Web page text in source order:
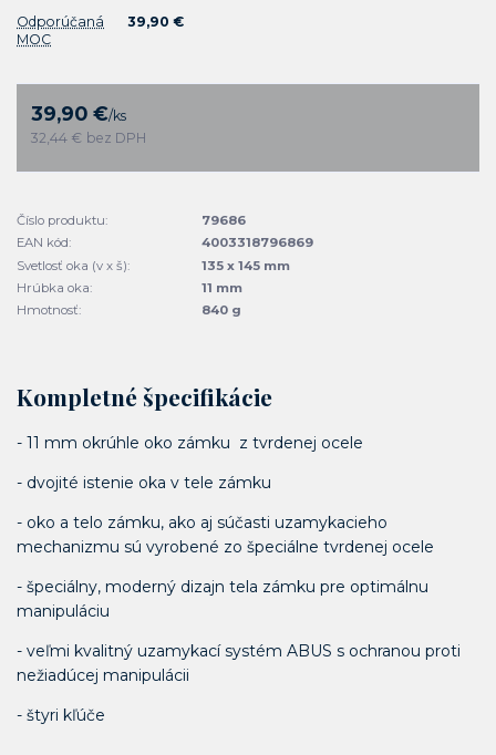
Odporúčaná
MOC
39,90 €
39,90 €/ks
32,44 € bez DPH
Číslo produktu:
79686
EAN kód:
4003318796869
Svetlosť oka (v x š):
135 x 145 mm
Hrúbka oka:
11 mm
Hmotnosť:
840 g
Kompletné špecifikácie
- 11 mm okrúhle oko zámku z tvrdenej ocele
- dvojité istenie oka v tele zámku
- oko a telo zámku, ako aj súčasti uzamykacieho
mechanizmu sú vyrobené zo špeciálne tvrdenej ocele
- špeciálny, moderný dizajn tela zámku pre optimálnu
manipuláciu
- veľmi kvalitný uzamykací systém ABUS s ochranou proti
nežiadúcej manipulácii
- štyri kľúče